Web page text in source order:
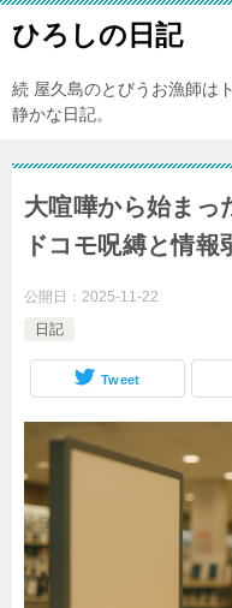
ひろしの日記
続 屋久島のとびうお漁師は
静かな日記。
大喧嘩から始ま
ドコモ呪縛と情報
公開日： 2025-11-22
日記
Tweet